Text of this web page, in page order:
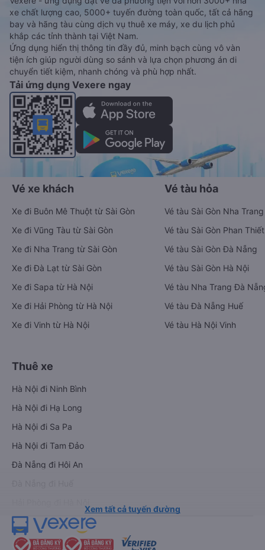
xe chất lượng cao, 5000+ tuyến đường toàn quốc, tất cả hãng
bay và hãng tàu cùng dịch vụ thuê xe máy, xe du lịch phủ
khắp các tỉnh thành tại Việt Nam.
Ứng dụng hiển thị thông tin đầy đủ, minh bạch cùng vô vàn
tiện ích giúp người dùng so sánh và lựa chọn phương án di
chuyển tiết kiệm, nhanh chóng và phù hợp nhất.
Tải ứng dụng Vexere ngay
Vé xe khách
Xe đi Buôn Mê Thuột từ Sài Gòn
Xe đi Vũng Tàu từ Sài Gòn
Xe đi Nha Trang từ Sài Gòn
Xe đi Đà Lạt từ Sài Gòn
Xe đi Sapa từ Hà Nội
Xe đi Hải Phòng từ Hà Nội
Xe đi Vinh từ Hà Nội
Vé tàu hỏa
Vé tàu Sài Gòn Nha Trang
Vé tàu Sài Gòn Phan Thiết
Vé tàu Sài Gòn Đà Nẵng
Vé tàu Sài Gòn Hà Nội
Vé tàu Nha Trang Đà
Vé tàu Đà Nẵng Huế
Vé tàu Hà Nội Vinh
Thuê xe
Hà Nội đi Ninh Bình
Hà Nội đi Hạ Long
Hà Nội đi Sa Pa
Hà Nội đi Tam Đảo
Đà Nẵng đi Hội An
Xem tất cả tuyến đường